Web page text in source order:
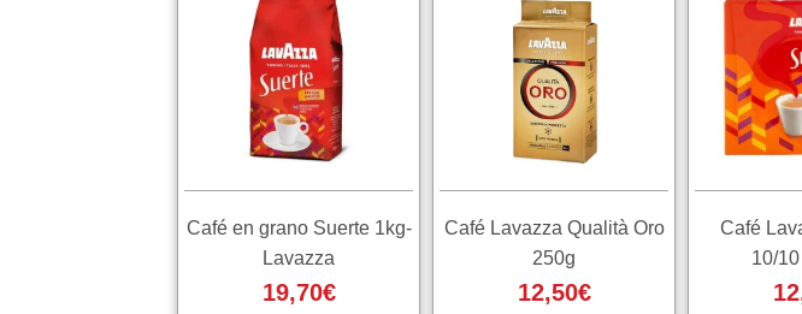
Café en grano Suerte 1kg-
Lavazza
19,70€
Café Lavazza Qualità Oro
250g
12,50€
Café
10/